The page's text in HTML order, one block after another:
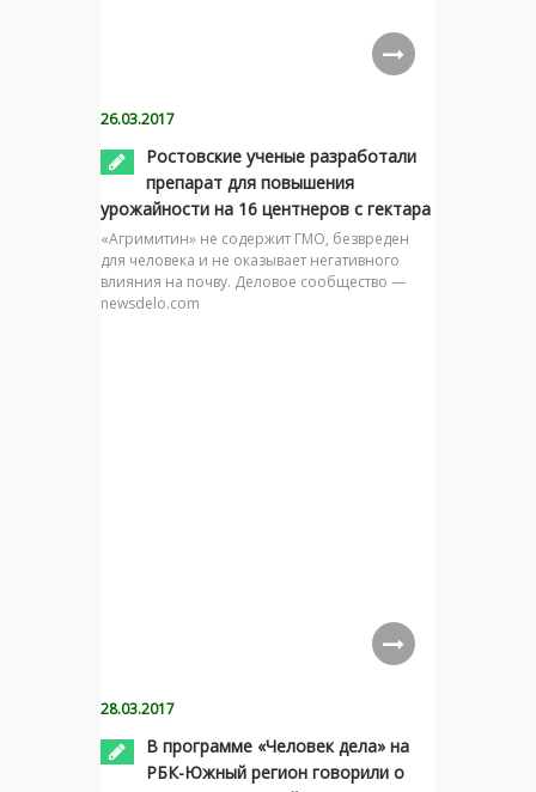
26.03.2017
Ростовские ученые разработали
препарат для повышения
урожайности на 16 центнеров с гектара
«Агримитин» не содержит ГМО, безвреден
для человека и не оказывает негативного
влияния на почву. Деловое сообщество —
newsdelo.com
28.03.2017
В программе «Человек дела» на
РБК-Южный регион говорили о